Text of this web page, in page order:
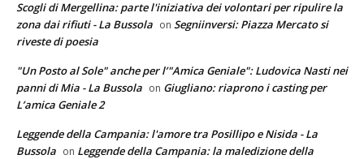
Scogli di Mergellina: parte l'iniziativa dei volontari per ripulire la
zona dai rifiuti - La Bussola on Segniinversi: Piazza Mercato si
riveste di poesia
"Un Posto al Sole" anche per l’"Amica Geniale": Ludovica Nasti nei
panni di Mia - La Bussola on Giugliano: riaprono i casting per
L’amica Geniale 2
Leggende della Campania: l'amore tra Posillipo e Nisida - La
Bussola on Leggende della Campania: la maledizione della